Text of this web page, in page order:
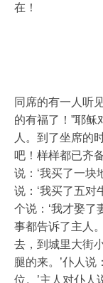
在！
同席的有一人听
的有福了！”耶稣
人。到了坐席的
吧！样样都已齐
说：‘我买了一块
说：‘我买了五对
个说：‘我才娶了
事都告诉了主人
去，到城里大街
腿的来。’仆人说
位。’主人对仆人